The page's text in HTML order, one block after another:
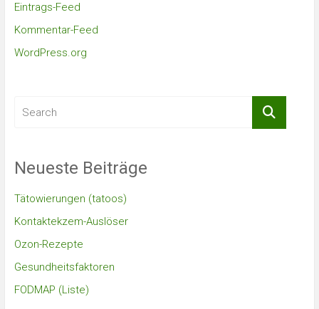
Eintrags-Feed
Kommentar-Feed
WordPress.org
Neueste Beiträge
Tätowierungen (tatoos)
Kontaktekzem-Auslöser
Ozon-Rezepte
Gesundheitsfaktoren
FODMAP (Liste)